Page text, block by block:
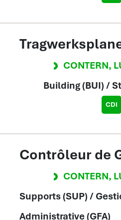
CONTERN,
Building (BUI) /
CDI
Contrôleur de
CONTERN,
Supports (SUP) /
Administrative (GFA)